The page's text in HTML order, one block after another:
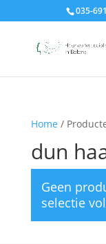
035-
Home /
dun
Geen
selectie